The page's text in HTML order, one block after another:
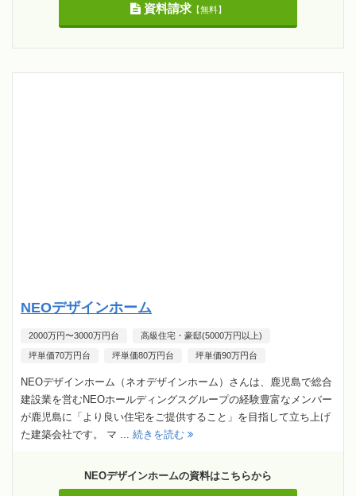
資料請求【無料】
NEOデザインホーム
2000万円〜3000万円台 高級住宅・豪邸(5000万円以上)
坪単価70万円台 坪単価80万円台 坪単価90万円台
NEOデザインホーム（ネオデザインホーム）さんは、鹿児島で総合
建設業を営むNEOホールディングスグループの経験豊富なメンバー
が鹿児島に「より良い住宅をご提供すること」を目指して立ち上げ
た建築会社です。 マ ... 続きを読む
NEOデザインホームの資料はこちらから